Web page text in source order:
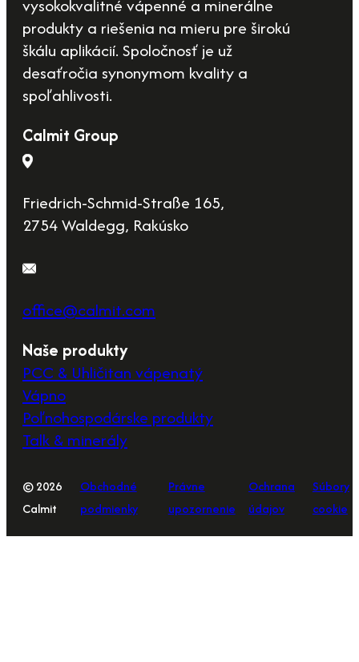
vysokokvalitné vápenné a minerálne
produkty a riešenia na mieru pre širokú
škálu aplikácií. Spoločnosť je už
desaťročia synonymom kvality a
spoľahlivosti.
Calmit Group
Friedrich-Schmid-Straße 165,
2754 Waldegg, Rakúsko
office@calmit.com
Naše produkty
PCC & Uhličitan vápenatý
Vápno
Poľnohospodárske produkty
Talk & minerály
© 2026
Calmit
Obchodné
podmienky
Právne
upozornenie
Ochrana
údajov
Súbory
cookie